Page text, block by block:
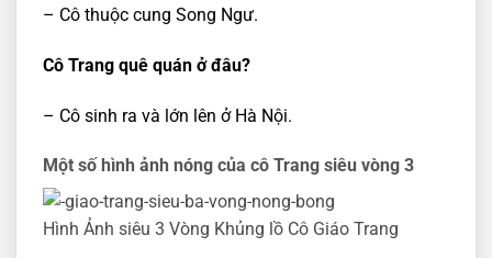
– Cô thuộc cung Song Ngư.
Cô Trang quê quán ở đâu?
– Cô sinh ra và lớn lên ở Hà Nội.
Một số hình ảnh nóng của cô Trang siêu vòng 3
Hình Ảnh siêu 3 Vòng Khủng lồ Cô Giáo Trang